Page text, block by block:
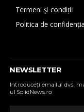
Termeni și condiții
Politica de
NEWSLETTER
Introduceţi emailul dvs.
ul SolidNews.ro